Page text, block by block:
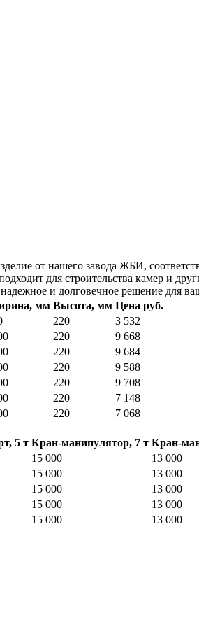
от нашего завода ЖБИ,
для строительства камер и
и долговечное решение для
мм Высота, мм Цена руб.
220
3 532
220
9 668
220
9 684
220
9 588
220
9 708
220
7 148
220
7 068
5 т Кран-манипулятор, 7 т Кран-
15 000 13 000
15 000 13 000
15 000 13 000
15 000 13 000
15 000 13 000